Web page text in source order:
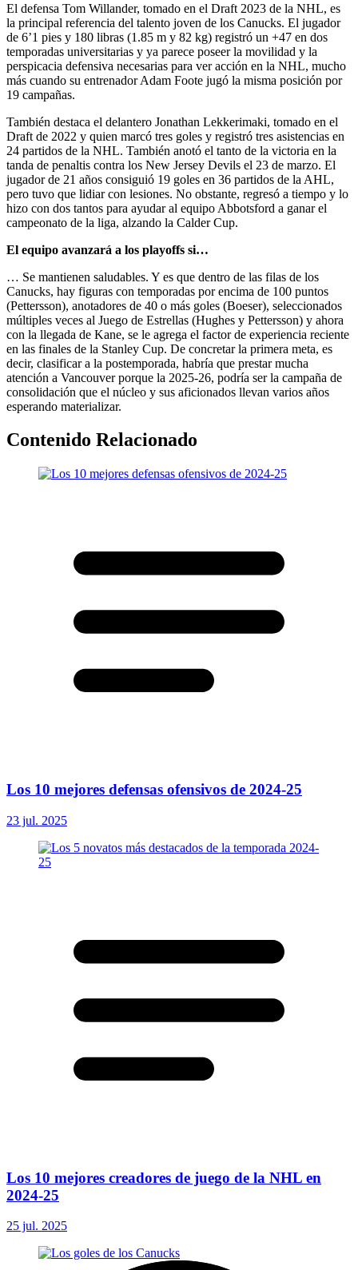
El defensa Tom Willander, tomado en el Draft 2023 de la NHL, es
la principal referencia del talento joven de los Canucks. El jugador
de 6’1 pies y 180 libras (1.85 m y 82 kg) registró un +47 en dos
temporadas universitarias y ya parece poseer la movilidad y la
perspicacia defensiva necesarias para ver acción en la NHL, mucho
más cuando su entrenador Adam Foote jugó la misma posición por
19 campañas.
También destaca el delantero Jonathan Lekkerimaki, tomado en el
Draft de 2022 y quien marcó tres goles y registró tres asistencias en
24 partidos de la NHL. También anotó el tanto de la victoria en la
tanda de penaltis contra los New Jersey Devils el 23 de marzo. El
jugador de 21 años consiguió 19 goles en 36 partidos de la AHL,
pero tuvo que lidiar con lesiones. No obstante, regresó a tiempo y lo
hizo con dos tantos para ayudar al equipo Abbotsford a ganar el
campeonato de la liga, alzando la Calder Cup.
El equipo avanzará a los playoffs si…
… Se mantienen saludables. Y es que dentro de las filas de los
Canucks, hay figuras con temporadas por encima de 100 puntos
(Pettersson), anotadores de 40 o más goles (Boeser), seleccionados
múltiples veces al Juego de Estrellas (Hughes y Pettersson) y ahora
con la llegada de Kane, se le agrega el factor de experiencia reciente
en las finales de la Stanley Cup. De concretar la primera meta, es
decir, clasificar a la postemporada, habría que prestar mucha
atención a Vancouver porque la 2025-26, podría ser la campaña de
consolidación que el núcleo y sus aficionados llevan varios años
esperando materializar.
Contenido Relacionado
Los 10 mejores defensas ofensivos de 2024-25
23 jul. 2025
Los 10 mejores creadores de juego de la NHL en
2024-25
25 jul. 2025